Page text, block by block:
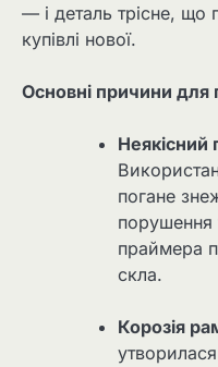
— і деталь трісне, що
купівлі нової.
Основні причини для
погане
порушення
праймера
скла.
Корозія